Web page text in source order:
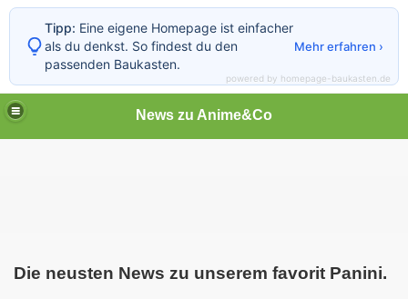
News zu Anime&Co
Die neusten News zu unserem favorit Panini.
Tipp: Eine eigene Homepage ist einfacher
als du denkst. So findest du den
passenden Baukasten.
Mehr erfahren ›
powered by homepage-baukasten.de